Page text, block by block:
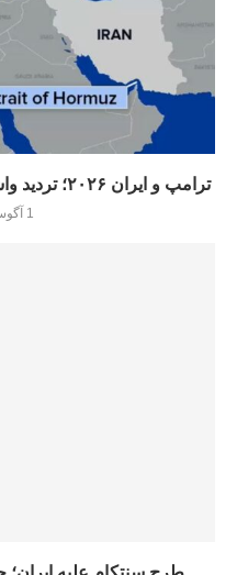
ترامپ و ایران ۲۰۲۶؛ تردید واشنگتن، مذاکرات را پیچیده‌تر کرد
1 آگوست 2026